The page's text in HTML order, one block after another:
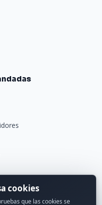
cookies
que las cookies se